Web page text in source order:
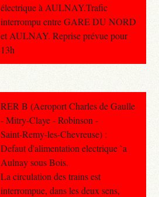
électrique à AULNAY.Trafic
interrompu entre GARE DU NORD
et AULNAY. Reprise prévue pour
13h
RER B (Aeroport Charles de Gaulle
- Mitry-Claye - Robinson -
Saint-Remy-les-Chevreuse) :
Defaut d'alimentation electrique `a
Aulnay sous Bois.
La circulation des trains est
interrompue, dans les deux sens,